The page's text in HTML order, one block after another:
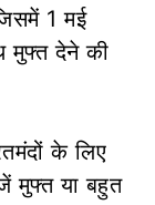
1 मई
देने की
के लिए
मुफ्त या बहुत